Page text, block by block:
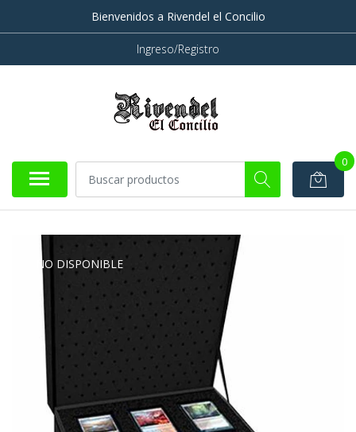
Bienvenidos a Rivendel el Concilio
Ingreso/Registro
0
NO DISPONIBLE